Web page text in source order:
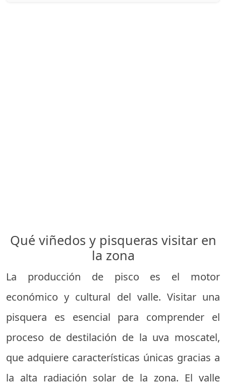
Qué viñedos y pisqueras visitar en
la zona
La producción de pisco es el motor
económico y cultural del valle. Visitar una
pisquera es esencial para comprender el
proceso de destilación de la uva moscatel,
que adquiere características únicas gracias a
la alta radiación solar de la zona. El valle